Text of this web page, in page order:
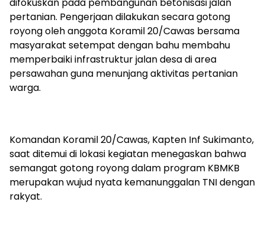
pertanian. Pengerjaan dilakukan secara gotong
royong oleh anggota Koramil 20/Cawas bersama
masyarakat setempat dengan bahu membahu
memperbaiki infrastruktur jalan desa di area
persawahan guna menunjang aktivitas pertanian
warga.
Komandan Koramil 20/Cawas, Kapten Inf Sukimanto,
saat ditemui di lokasi kegiatan menegaskan bahwa
semangat gotong royong dalam program KBMKB
merupakan wujud nyata kemanunggalan TNI dengan
rakyat.